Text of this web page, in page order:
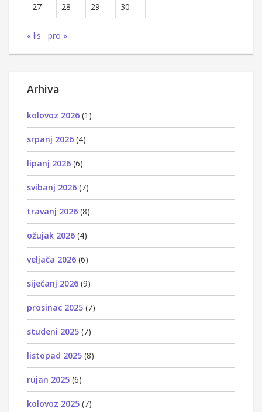
27
28 29 30
« lis pro »
Arhiva
kolovoz 2026 (1)
srpanj 2026 (4)
lipanj 2026 (6)
svibanj 2026 (7)
travanj 2026 (8)
ožujak 2026 (4)
veljača 2026 (6)
siječanj 2026 (9)
prosinac 2025 (7)
studeni 2025 (7)
listopad 2025 (8)
rujan 2025 (6)
kolovoz 2025 (7)